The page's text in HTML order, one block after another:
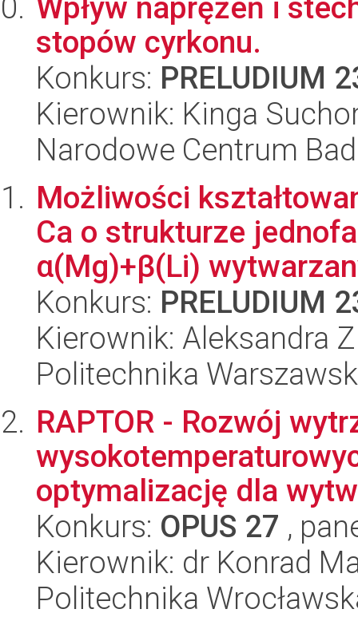
Wpływ naprężeń i
stopów cyrkonu.
Konkurs: PRELUDIUM
Kierownik: Kinga
Narodowe Centrum
Możliwości
Ca o strukturze
α(Mg)+β(Li)
Konkurs: PRELUDIUM
Kierownik: Aleksandra
Politechnika
RAPTOR - Rozwój
optymalizację dla
Konkurs: OPUS 27 ,
Kierownik: dr Konrad
Politechnika